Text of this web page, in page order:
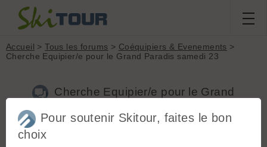
Accueil >Tous les forums > Coéquipiers & Evenements >
Cherche Equipier/e pour le Grand Paradis samedi 23
Cherche Equipier/e pour le Grand
Pour soutenir Skitour, faites le bon
choix